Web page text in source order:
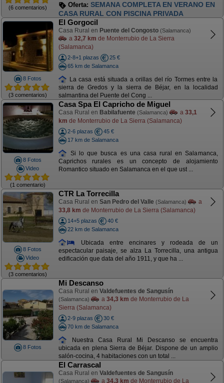
(6 comentarios) Oferta: SEMANA COMPLETA EN VERANO EN
CASA RURAL CON PISCINA PRIVADA
8 Fotos
(3 comentarios)
El Gorgocil
Casa Rural en Puente del Congosto (Salamanca)
a 32,7 km de Monterrubio de La Sierra
(Salamanca)
2-8+1 plazas
25 €
65 km de Salamanca
La casa está situada a orillas del río Tormes entre la
sierra de Gredos y la sierra de Béjar, en la localidad
salmantina del Puente del Cong ...
8 Fotos
Video
(1 comentario)
Casa Spa El Capricho de Miguel
Casa Rural en Babilafuente (Salamanca) a 33,1
km de Monterrubio de La Sierra (Salamanca)
2-6 plazas
45 €
17 km de Salamanca
Si lo que busca es una casa rural en Salamanca,
Caprichos rurales es un concepto de alojamiento
Romantico situado en Salamanca en el que ust ...
8 Fotos
Video
(3 comentarios)
CTR La Torrecilla
Casa Rural en San Pedro del Valle (Salamanca)
a
33,8 km de Monterrubio de La Sierra (Salamanca)
14+5 plazas
40 €
22 km de Salamanca
Ubicada entre encinares y rodeada de un
espectacular paisaje, se alza La Torrecilla, una antigua
edificación que data del año 1911, y que ha ...
8 Fotos
Mi Descanso
Casa Rural en Valdefuentes de Sangusín
(Salamanca) a 34,3 km de Monterrubio de La
Sierra (Salamanca)
2-9 plazas
30 €
70 km de Salamanca
Nuestra Casa Rural Mi Descanso se encuentra
ubicada en plena Sierra de Béjar. Dispone de un amplio
salón-cocina, 4 habitaciones con un total ...
El Carrascal
Casa Rural en Valdefuentes de Sangusín
(Salamanca) a 34,3 km de Monterrubio de La